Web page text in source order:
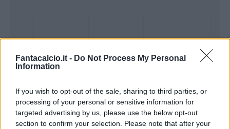
Fantacalcio.it - Do Not Process My Personal
Information
If you wish to opt-out of the sale, sharing to third parties, or
processing of your personal or sensitive information for
targeted advertising by us, please use the below opt-out
section to confirm your selection. Please note that after your